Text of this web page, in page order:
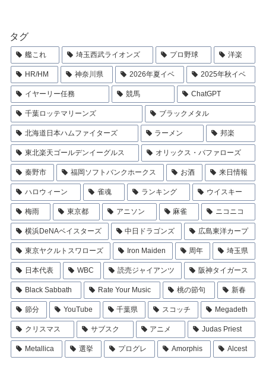
タグ
艦これ 埼玉西武ライオンズ プロ野球 洋楽
HR/HM 神奈川県 2026年夏イベ 2025年秋イベ
イヤーリー任務 競馬 ChatGPT
千葉ロッテマリーンズ ブラックメタル
北海道日本ハムファイターズ ラーメン 邦楽
東北楽天ゴールデンイーグルス オリックス・バファローズ
秦野市 福岡ソフトバンクホークス お酒 来日情報
ハロウィーン 雀魂 ランキング ウイスキー
梅雨 東京都 アニソン 麻雀 ニコニコ
横浜DeNAベイスターズ 中日ドラゴンズ 広島東洋カープ
東京ヤクルトスワローズ Iron Maiden 周年 埼玉県
日本代表 WBC 読売ジャイアンツ 阪神タイガース
Black Sabbath Rate Your Music 桃の節句 新春
節分 YouTube 千葉県 スコッチ Megadeth
クリスマス サブスク アニメ Judas Priest
Metallica 選挙 プログレ Amorphis Alcest